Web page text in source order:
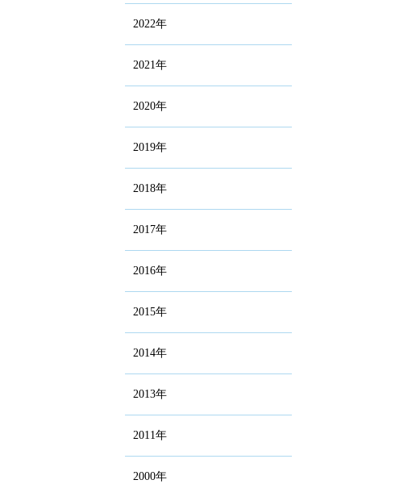
2022年
2021年
2020年
2019年
2018年
2017年
2016年
2015年
2014年
2013年
2011年
2000年